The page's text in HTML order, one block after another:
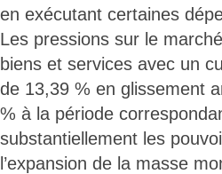
en exécutant certaines
Les pressions sur le
biens et services avec un
de 13,39 % en glissement
% à la période
substantiellement les
l’expansion de la masse